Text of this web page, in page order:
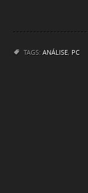
TAGS: ANÁLISE, PC